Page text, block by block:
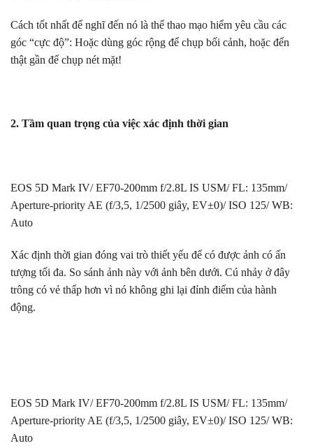
Cách tốt nhất để nghĩ đến nó là thể thao mạo hiểm yêu cầu các
góc “cực độ”: Hoặc dùng góc rộng để chụp bối cảnh, hoặc đến
thật gần để chụp nét mặt!
2. Tầm quan trọng của việc xác định thời gian
EOS 5D Mark IV/ EF70-200mm f/2.8L IS USM/ FL: 135mm/
Aperture-priority AE (f/3,5, 1/2500 giây, EV±0)/ ISO 125/ WB:
Auto
Xác định thời gian đóng vai trò thiết yếu để có được ảnh có ấn
tượng tối đa. So sánh ảnh này với ảnh bên dưới. Cú nhảy ở đây
trông có vẻ thấp hơn vì nó không ghi lại đỉnh điểm của hành
động.
EOS 5D Mark IV/ EF70-200mm f/2.8L IS USM/ FL: 135mm/
Aperture-priority AE (f/3,5, 1/2500 giây, EV±0)/ ISO 125/ WB:
Auto